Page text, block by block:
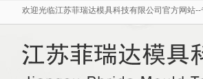
欢迎光临江苏菲瑞达模具科技有限公司官方网站